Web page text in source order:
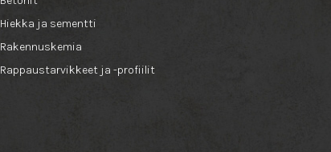
Hiekka ja sementti
Rakennuskemia
Rappaustarvikkeet ja -profiilit